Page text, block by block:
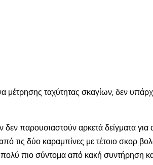
μέτρησης ταχύτητας σκαγίων, δεν
παρουσιαστούν αρκετά δείγματα για
τις δύο καραμπίνες με τέτοιο σκορ
πιο σύντομα από κακή συντήρηση